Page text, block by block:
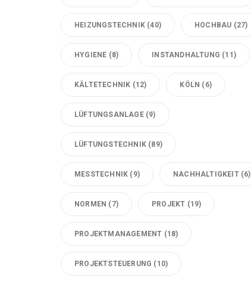
HEIZUNGSTECHNIK (40) HOCHBAU (27)
HYGIENE (8) INSTANDHALTUNG (11)
KÄLTETECHNIK (12) KÖLN (6)
LÜFTUNGSANLAGE(9)
LÜFTUNGSTECHNIK (89)
MESSTECHNIK (9) NACHHALTIGKEIT(6)
NORMEN (7) PROJEKT (19)
PROJEKTMANAGEMENT (18)
PROJEKTSTEUERUNG (10)